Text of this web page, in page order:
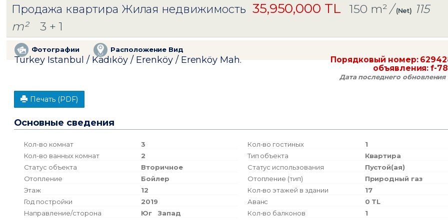
Продажа квартира Жилая недвижимость 35,950,000 TL 150 m²/(Net)
115
m²
3 + 1
Фотографии Расположение Вид
Turkey Istanbul / Kadıköy / Erenköy/ Erenköy Mah. Порядковый номер:
объявления:f-
Дата последнего
Печать (PDF)
Основные сведения
Кол-во комнат 3 Кол-во гостиных
1
Кол-во ванных комнат
2 Тип объекта
Квартира
Статус объекта
Вторичное Статус использования
Пустой(ая)
Отопление
Бойлер Отопление (тип)
Природный газ
Этаж
12 Кол-во этажей в здании
17
Год постройки
2019 Аванс
0 TL
Направление/сторона
Юг Запад Кол-во балконов
1